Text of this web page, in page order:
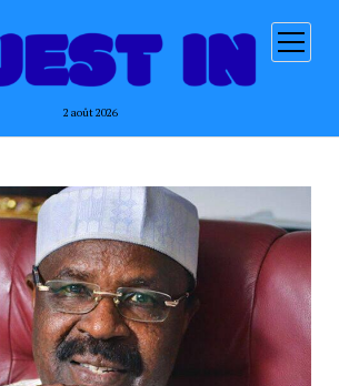
2 août 2026
ouvrir
menu